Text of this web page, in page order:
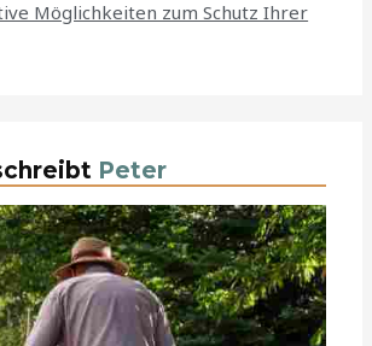
Möglichkeiten zum Schutz Ihrer
Peter